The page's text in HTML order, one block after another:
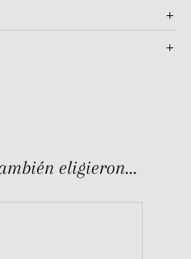
eligieron...